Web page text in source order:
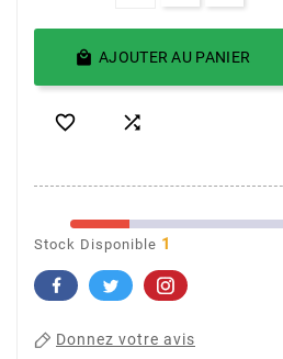
 AJOUTER AU PANIER
 
Stock Disponible 1
Donnez votre avis